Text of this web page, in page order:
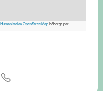
Humanitarian OpenStreetMaphébergé par